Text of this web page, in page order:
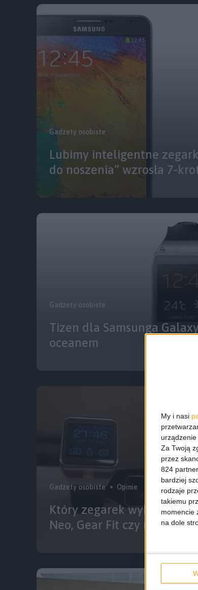
My i nasi
Za Twoją
przez
824
bardziej
rodzaje
takiemu
momencie
na dole
Gadżety osobiste
Lubimy inteligentne
do noszenia” wzrosła 7-
Gadżety osobiste
Tizen dla Samsunga
oceanem
Gadżety osobiste Opinie
Który zegarek wybrać?
Neo, Gear Fit czy może